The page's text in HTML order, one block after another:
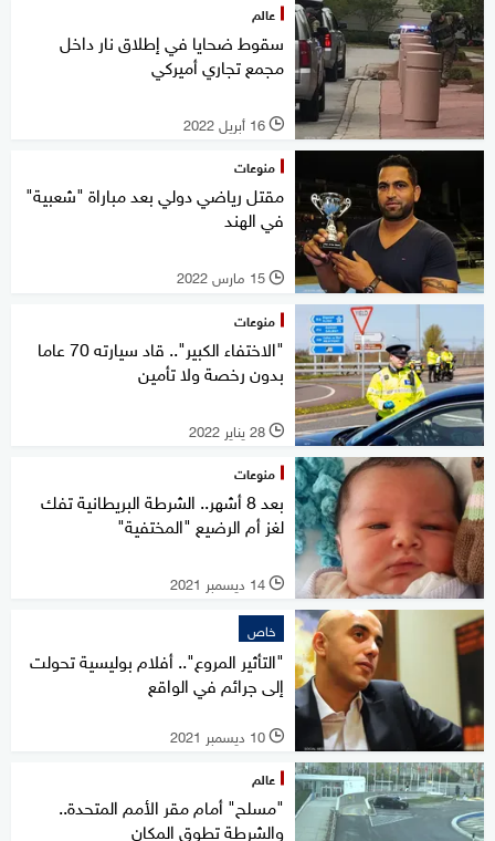
عالم
سقوط ضحايا في إطلاق نار داخل
مجمع تجاري أميركي
l 16 أبريل 2022
منوعات
مقتل رياضي دولي بعد مباراة "شعبية"
في الهند
l 15 مارس 2022
منوعات
"الاختفاء الكبير".. قاد سيارته 70 عاما
بدون رخصة ولا تأمين
l 28 يناير 2022
منوعات
بعد 8 أشهر.. الشرطة البريطانية تفك
لغز أم الرضيع "المختفية"
l 14 ديسمبر 2021
خاص
"التأثير المروع".. أفلام بوليسية تحولت
إلى جرائم في الواقع
l 10 ديسمبر 2021
عالم
"مسلح" أمام مقر الأمم المتحدة..
والشرطة تطوق المكان